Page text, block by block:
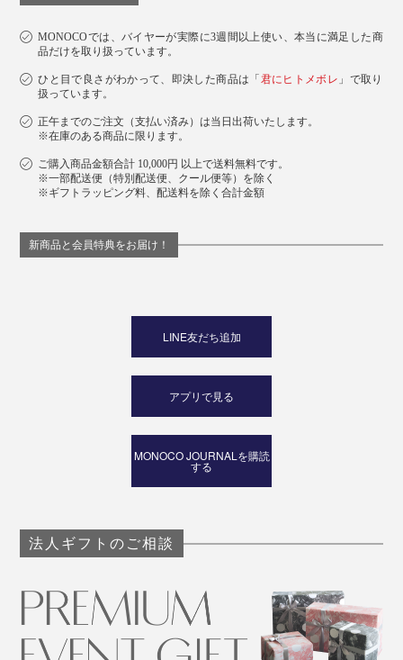
MONOCOでは、バイヤーが実際に3週間以上使い、本当に満足した商
品だけを取り扱っています。
ひと目で良さがわかって、即決した商品は「 君にヒトメボレ 」で取り
扱っています。
正午までのご注文（支払い済み）は当日出荷いたします。
※在庫のある商品に限ります。
ご購入商品金額合計 10,000円 以上で送料無料です。
※一部配送便（特別配送便、クール便等）を除く
※ギフトラッピング料、配送料を除く合計金額
新商品と会員特典をお届け！
LINE友だち追加
アプリで見る
MONOCO JOURNALを購読
する
法人ギフトのご相談